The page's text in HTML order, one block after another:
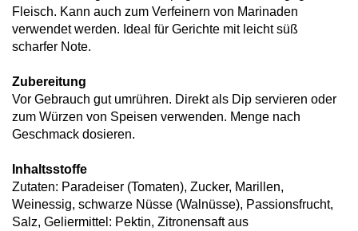
Fleisch. Kann auch zum Verfeinern von Marinaden
verwendet werden. Ideal für Gerichte mit leicht süß
scharfer Note.
Zubereitung
Vor Gebrauch gut umrühren. Direkt als Dip servieren oder
zum Würzen von Speisen verwenden. Menge nach
Geschmack dosieren.
Inhaltsstoffe
Zutaten: Paradeiser (Tomaten), Zucker, Marillen,
Weinessig, schwarze Nüsse (Walnüsse), Passionsfrucht,
Salz, Geliermittel: Pektin, Zitronensaft aus